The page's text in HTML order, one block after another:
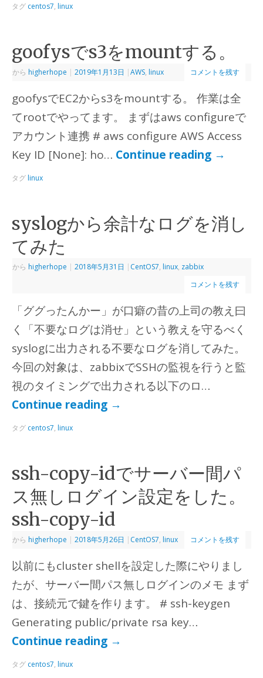
タグ centos7, linux
goofysでs3をmountする。
から higherhope | 2019年1月13日 |AWS, linux コメントを残す
goofysでEC2からs3をmountする。 作業は全
てrootでやってます。 まずはaws configureで
アカウント連携 # aws configure AWS Access
Key ID [None]: ho… Continue reading →
タグ linux
syslogから余計なログを消し
てみた
から higherhope | 2018年5月31日 | CentOS7, linux, zabbix
コメントを残す
「ググったんかー」が口癖の昔の上司の教え曰
く「不要なログは消せ」という教えを守るべく
syslogに出力される不要なログを消してみた。
今回の対象は、zabbixでSSHの監視を行うと監
視のタイミングで出力される以下のロ…
Continue reading →
タグ centos7, linux
ssh-copy-idでサーバー間パ
ス無しログイン設定をした。
ssh-copy-id
から higherhope | 2018年5月26日 | CentOS7, linux コメントを残す
以前にもcluster shellを設定した際にやりまし
たが、サーバー間パス無しログインのメモ まず
は、接続元で鍵を作ります。 # ssh-keygen
Generating public/private rsa key…
Continue reading →
タグ centos7, linux